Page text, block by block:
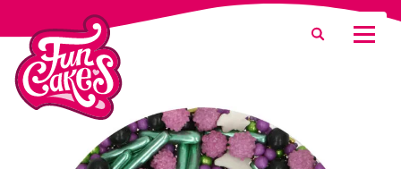
Waar ben je naar op zoek?